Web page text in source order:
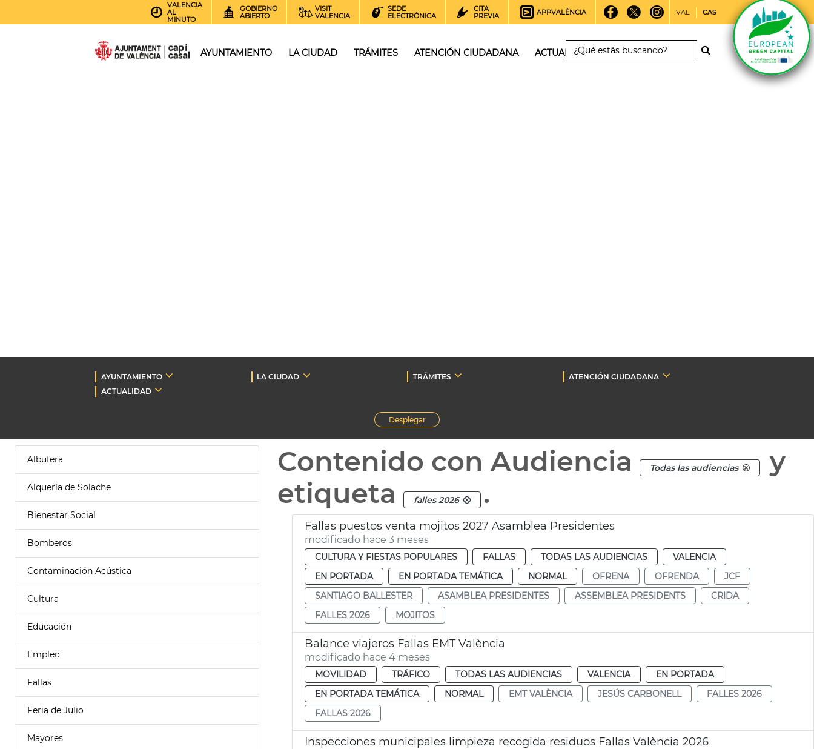
VALENCIA
AL
MINUTO
GOBIERNO
ABIERTO
VISIT
VALENCIA
SEDE
ELECTRÓNICA
CITA
PREVIA
APPVALÈNCIA VAL CAS
AYUNTAMIENTO LA CIUDAD TRÁMITES ATENCIÓN CIUDADANA ACTUALIDAD
AYUNTAMIENTO LA CIUDAD TRÁMITES
ATENCIÓN CIUDADANA
ACTUALIDAD
Desplegar
Albufera
Alquería de Solache
Bienestar Social
Bomberos
Contaminación Acústica
Cultura
Educación
Empleo
Fallas
Feria de Julio
Mayores
Contenido con Audiencia Todas las audiencias
y
etiqueta
falles 2026 .
Fallas puestos venta mojitos 2027 Asamblea Presidentes
modificado hace 3 meses
CULTURA Y FIESTAS POPULARES FALLAS TODAS LAS AUDIENCIAS
VALENCIA
EN PORTADA
EN PORTADA TEMÁTICA NORMAL OFRENA OFRENDA
JCF
SANTIAGO BALLESTER
ASAMBLEA PRESIDENTES ASSEMBLEA PRESIDENTS
CRIDA
FALLES 2026
MOJITOS
Balance viajeros Fallas EMT València
modificado hace 4 meses
MOVILIDAD TRÁFICO TODAS LAS AUDIENCIAS VALENCIA
EN PORTADA
EN PORTADA TEMÁTICA
NORMAL EMT VALÈNCIA JESÚS CARBONELL
FALLES 2026
FALLAS 2026
Inspecciones municipales limpieza recogida residuos Fallas València 2026